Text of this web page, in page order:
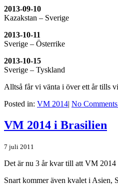
2013-09-10
Kazakstan – Sverige
2013-10-11
Sverige – Österrike
2013-10-15
Sverige – Tyskland
Alltså får vi vänta i över ett år tills
Posted in: VM 2014| No
VM 2014 i Brasilien
7 juli 2011
Det är nu 3 år kvar till att VM 2014
Snart kommer även kvalet i Asien,